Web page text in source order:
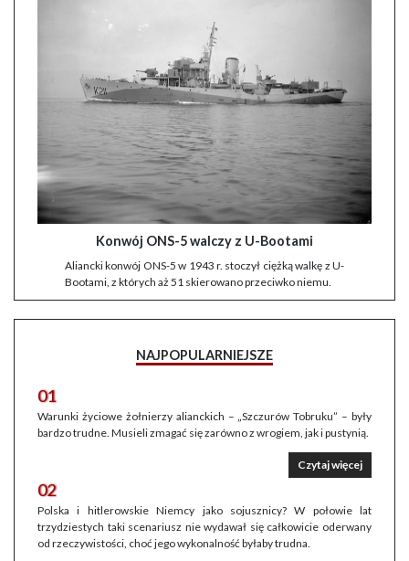
Konwój ONS-5 walczy z U-Bootami
Aliancki konwój ONS-5 w 1943 r. stoczył ciężką walkę z U-
Bootami, z których aż 51 skierowano przeciwko niemu.
NAJPOPULARNIEJSZE
01
Warunki życiowe żołnierzy alianckich – „Szczurów Tobruku” – były
bardzo trudne. Musieli zmagać się zarówno z wrogiem, jak i pustynią.
Czytaj więcej
02
Polska i hitlerowskie Niemcy jako sojusznicy? W połowie lat
trzydziestych taki scenariusz nie wydawał się całkowicie oderwany
od rzeczywistości, choć jego wykonalność byłaby trudna.